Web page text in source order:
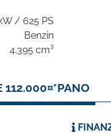
/ 625 PS
Benzin
4.395 cm³
112.000¤*PANO